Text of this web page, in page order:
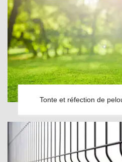
Tonte et réfection de